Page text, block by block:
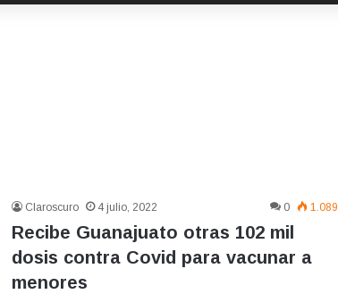
Claroscuro 4 julio, 2022 0 1.089
Recibe Guanajuato otras 102 mil
dosis contra Covid para vacunar a
menores